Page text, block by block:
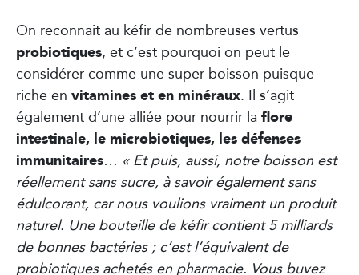
On reconnait au kéfir de nombreuses vertus
probiotiques, et c’est pourquoi on peut le
considérer comme une super-boisson puisque
riche en vitamines et en minéraux. Il s’agit
également d’une alliée pour nourrir laflore
intestinale, le microbiotiques, les défenses
immunitaires… « Et puis, aussi, notre boisson est
réellement sans sucre, à savoir également sans
édulcorant, car nous voulions vraiment un produit
naturel. Une bouteille de kéfir contient 5 milliards
de bonnes bactéries ; c’est l’équivalent de
probiotiques achetés en pharmacie. Vous buvez